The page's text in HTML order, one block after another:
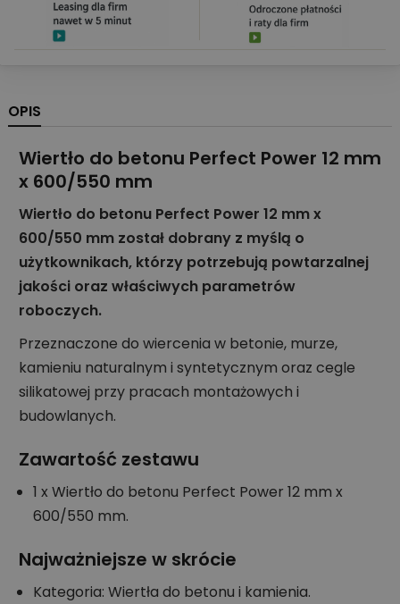
OPIS
Wiertło do betonu Perfect Power 12 mm
x 600/550 mm
Wiertło do betonu Perfect Power 12 mm x
600/550 mm został dobrany z myślą o
użytkownikach, którzy potrzebują powtarzalnej
jakości oraz właściwych parametrów
roboczych.
Przeznaczone do wiercenia w betonie, murze,
kamieniu naturalnym i syntetycznym oraz cegle
silikatowej przy pracach montażowych i
budowlanych.
Zawartość zestawu
1 x Wiertło do betonu Perfect Power 12 mm x
600/550 mm.
Najważniejsze w skrócie
Kategoria: Wiertła do betonu i kamienia.